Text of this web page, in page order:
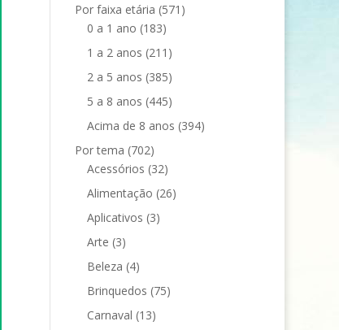
Por faixa etária (571)
0 a 1 ano (183)
1 a 2 anos (211)
2 a 5 anos (385)
5 a 8 anos (445)
Acima de 8 anos (394)
Por tema (702)
Acessórios (32)
Alimentação (26)
Aplicativos (3)
Arte (3)
Beleza (4)
Brinquedos (75)
Carnaval (13)